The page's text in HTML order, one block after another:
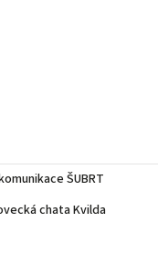
ŠUBRT
chata Kvilda